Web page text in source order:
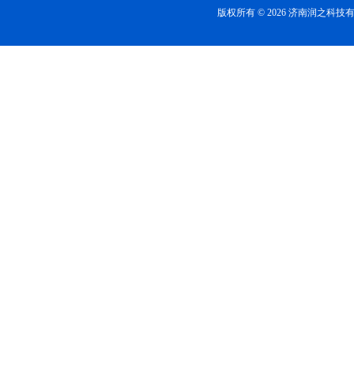
版权所有 © 2026 济南润之科技